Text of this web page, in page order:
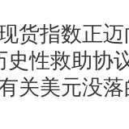
指数正迈
性救助协
关美元没